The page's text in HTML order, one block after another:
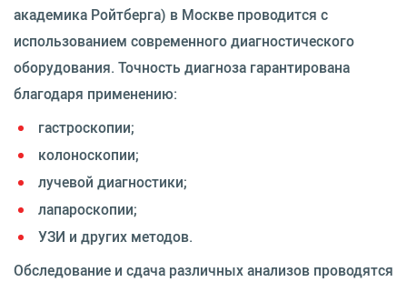
академика Ройтберга) в Москве проводится с
использованием современного диагностического
оборудования. Точность диагноза гарантирована
благодаря применению:
гастроскопии;
колоноскопии;
лучевой диагностики;
лапароскопии;
УЗИ и других методов.
Обследование и сдача различных анализов проводятся